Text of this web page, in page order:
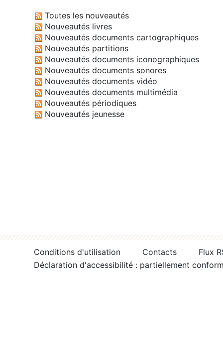
Toutes les nouveautés
Nouveautés livres
Nouveautés documents cartographiques
Nouveautés partitions
Nouveautés documents iconographiques
Nouveautés documents sonores
Nouveautés documents vidéo
Nouveautés documents multimédia
Nouveautés périodiques
Nouveautés jeunesse
Conditions d'utilisation Contacts
Flux
Déclaration d'accessibilité : partiellement